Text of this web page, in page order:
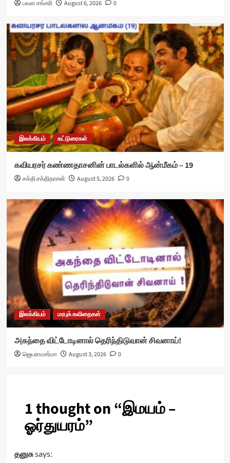
பவள சங்கரி August 6, 2026 0
இலக்கியம் கட்டுரைகள்
கவியரசர் கண்ணதாசனின் பாடல்களில் ஆன்மீகம் – 19
சக்தி சக்திதாசன் August 5, 2026 0
இலக்கியம் மரபுக் கவிதைகள்
அகந்தை விட்டோடினால் தெரிந்திடுவான் சிவனாய்!
ஜெயராமசர்மா August 3, 2026 0
1 thought on “இமயம் –
ஓர்துயரம்”
தனுசுsays: